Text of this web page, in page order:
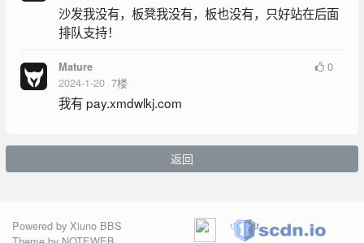
沙发我没有，板凳我没有，板也没有，只好站在后面
排队支持！
Mature
2024-1-20 7楼
0
我有 pay.xmdwlkj.com
返回
Powered by Xiuno BBS